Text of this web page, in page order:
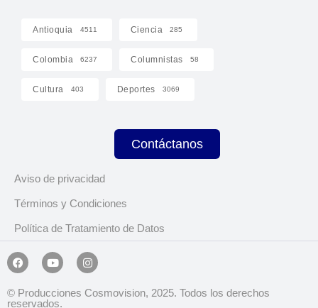
Antioquia 4511 Ciencia 285
Colombia 6237 Columnistas 58
Cultura 403 Deportes 3069
Contáctanos
Aviso de privacidad
Términos y Condiciones
Política de Tratamiento de Datos
© Producciones Cosmovision, 2025. Todos los derechos
reservados.